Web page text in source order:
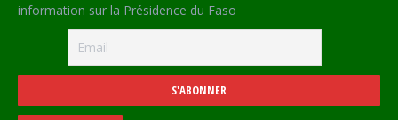
information sur la Présidence du Faso